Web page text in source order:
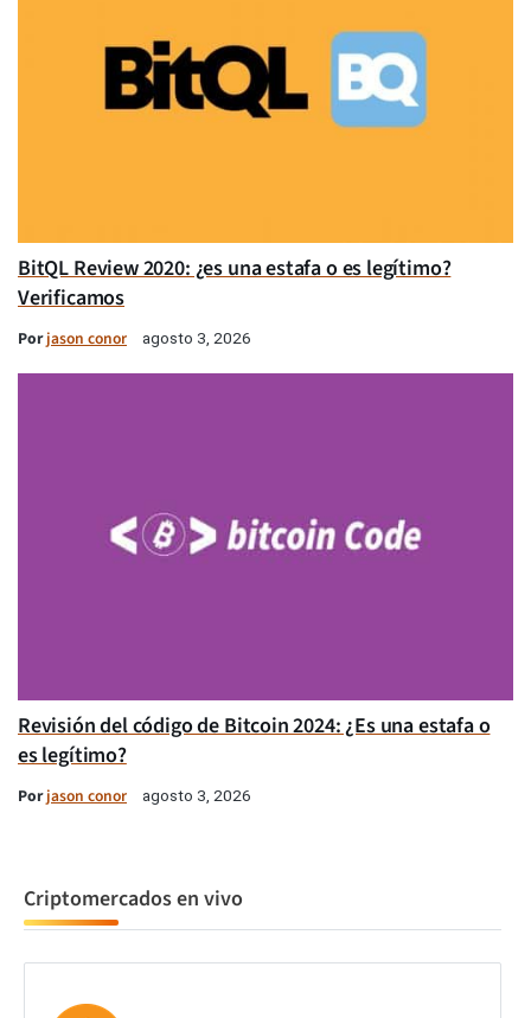
BitQL Review 2020: ¿es una estafa o es legítimo?
Verificamos
Porjason conor agosto 3, 2026
Revisión del código de Bitcoin 2024: ¿Es una estafa o
es legítimo?
Porjason conor agosto 3, 2026
Criptomercados en vivo